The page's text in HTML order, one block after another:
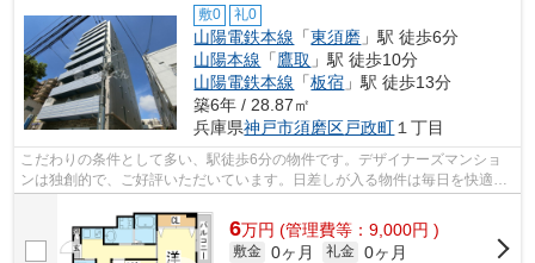
敷0 礼0
山陽電鉄本線 「東須磨 」駅 徒歩6分
山陽本線 「鷹取 」駅 徒歩10分
山陽電鉄本線 「板宿 」駅 徒歩13分
築6年 / 28.87㎡
兵庫県神戸市須磨区戸政町１丁目
こだわりの条件として多い、駅徒歩6分の物件です。デザイナーズマンショ
ンは独創的で、ご好評いただいています。日差しが入る物件は毎日を快適に
6万円 (管理費等：9,000円 )
敷金 0ヶ月 礼金 0ヶ月